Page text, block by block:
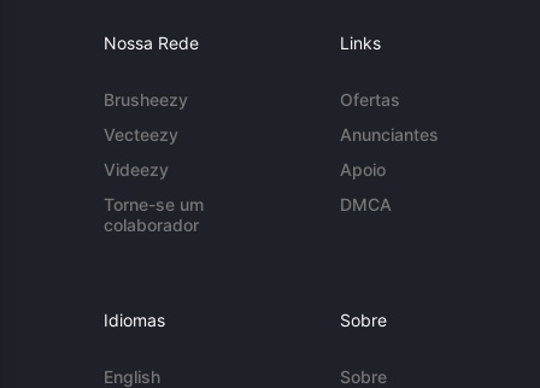
Nossa Rede
Brusheezy
Vecteezy
Videezy
Torne-se um
colaborador
Links
Ofertas
Anunciantes
Apoio
DMCA
Idiomas
English
Sobre
Sobre